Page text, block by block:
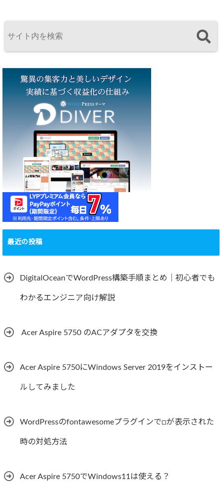
最近の投稿
DigitalOceanでWordPress構築手順まとめ｜初心者でも
わかるエンジニア向け解説
Acer Aspire 5750 のACアダプタを交換
Acer Aspire 5750にWindows Server 2019をインストー
ルしてみました
WordPressのfontawesomeプラグインで□が表示された
時の対処方法
Acer Aspire 5750でWindows11は使える？